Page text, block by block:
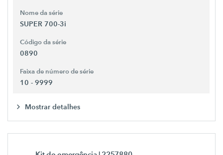
Nome da série
SUPER 700-3i
Código da série
0890
Faixa de número de série
10 - 9999
Mostrar detalhes